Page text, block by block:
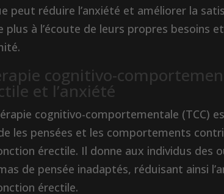
peut réduire l’anxiété et améliorer la
plus à l’écoute de leurs propres besoins
cognitivo-
et l’anxiété
cognitivo-comportementale (TCC)
les pensées et les comportements
érectile. Il donne aux individus des
de pensée inadaptés, réduisant ainsi
érectile.